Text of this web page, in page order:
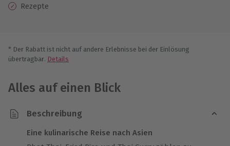
Rezepte
* Der Rabatt ist nicht auf andere Erlebnisse bei der Einlösung
übertragbar. Details
Alles auf einen Blick
Beschreibung
Eine kulinarische Reise nach Asien